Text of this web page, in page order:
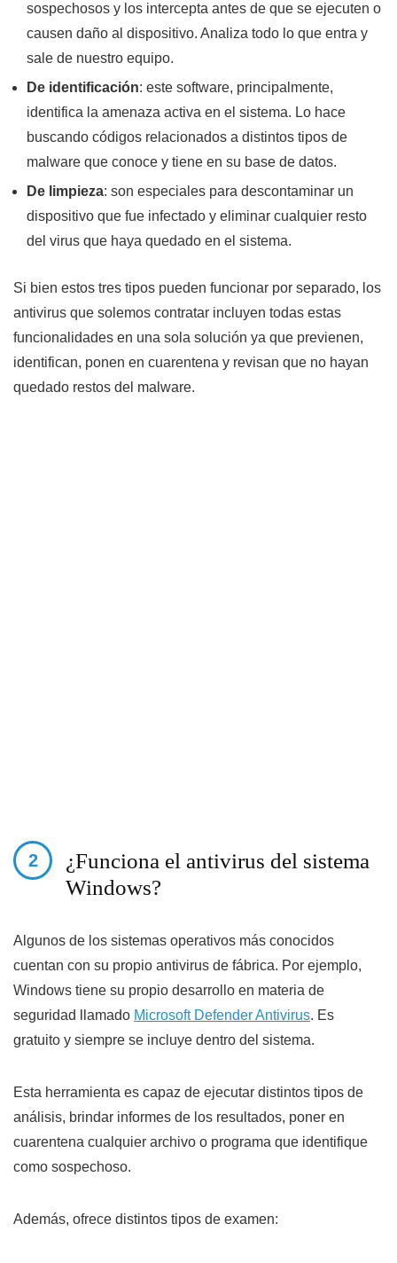
sospechosos y los intercepta antes de que se ejecuten o
causen daño al dispositivo. Analiza todo lo que entra y
sale de nuestro equipo.
De identificación: este software, principalmente,
identifica la amenaza activa en el sistema. Lo hace
buscando códigos relacionados a distintos tipos de
malware que conoce y tiene en su base de datos.
De limpieza: son especiales para descontaminar un
dispositivo que fue infectado y eliminar cualquier resto
del virus que haya quedado en el sistema.
Si bien estos tres tipos pueden funcionar por separado, los
antivirus que solemos contratar incluyen todas estas
funcionalidades en una sola solución ya que previenen,
identifican, ponen en cuarentena y revisan que no hayan
quedado restos del malware.
¿Funciona el antivirus del sistema
Windows?
Algunos de los sistemas operativos más conocidos
cuentan con su propio antivirus de fábrica. Por ejemplo,
Windows tiene su propio desarrollo en materia de
seguridad llamado Microsoft Defender Antivirus. Es
gratuito y siempre se incluye dentro del sistema.
Esta herramienta es capaz de ejecutar distintos tipos de
análisis, brindar informes de los resultados, poner en
cuarentena cualquier archivo o programa que identifique
como sospechoso.
Además, ofrece distintos tipos de examen: